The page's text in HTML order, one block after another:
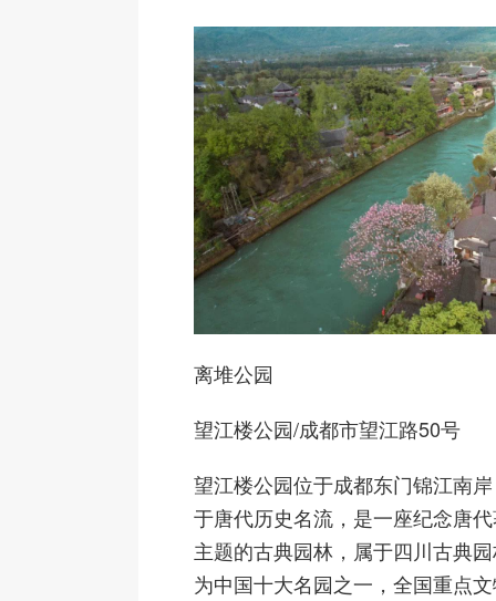
离堆公园
望江楼公园/成都市望江路50号
望江楼公园位于成都东门锦江南
于唐代历史名流，是一座纪念唐
主题的古典园林，属于四川古典
为中国十大名园之一，全国重点